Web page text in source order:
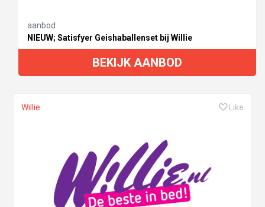
aanbod
NIEUW; Satisfyer Geishaballenset bij Willie
BEKIJK AANBOD
Willie Like